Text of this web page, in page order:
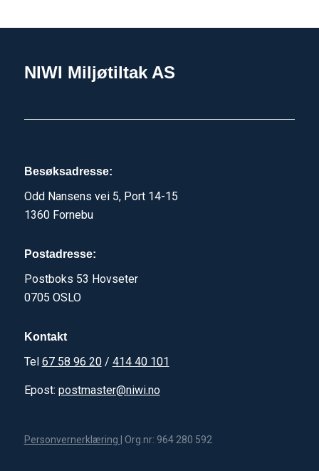
NIWI Miljøtiltak AS
Besøksadresse:
Odd Nansens vei 5, Port 14-15
1360 Fornebu
Postadresse:
Postboks 53 Hovseter
0705 OSLO
Kontakt
Tel 67 58 96 20/ 414 40 101
Epost: postmaster@niwi.no
Personvernerklæring | Org.nr: 964 280 592